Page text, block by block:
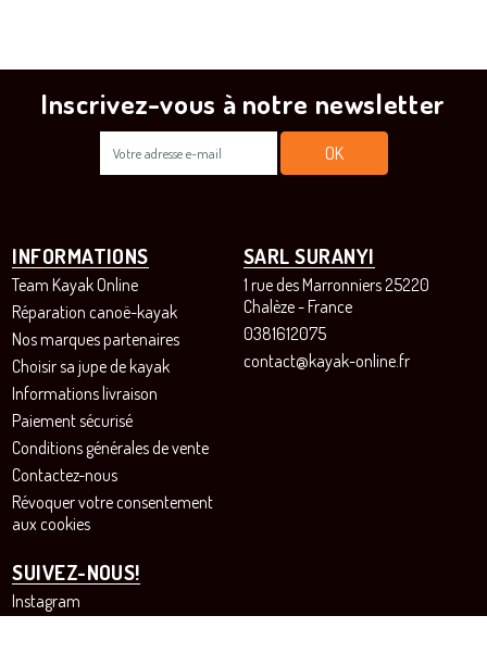
Inscrivez-vous à notre newsletter
INFORMATIONS
Team Kayak Online
Réparation canoë-kayak
Nos marques partenaires
Choisir sa jupe de kayak
Informations livraison
Paiement sécurisé
Conditions générales de vente
Contactez-nous
Révoquer votre consentement
aux cookies
SARL SURANYI
1 rue des Marronniers 25220
Chalèze - France
0381612075
contact@kayak-online.fr
SUIVEZ-NOUS!
Instagram